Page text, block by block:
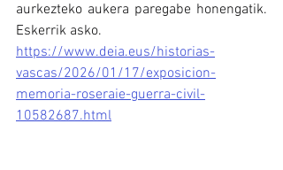
aurkezteko aukera paregabe honengatik.
Eskerrik asko.
https://www.deia.eus/historias-
vascas/2026/01/17/exposicion-
memoria-roseraie-guerra-civil-
10582687.html